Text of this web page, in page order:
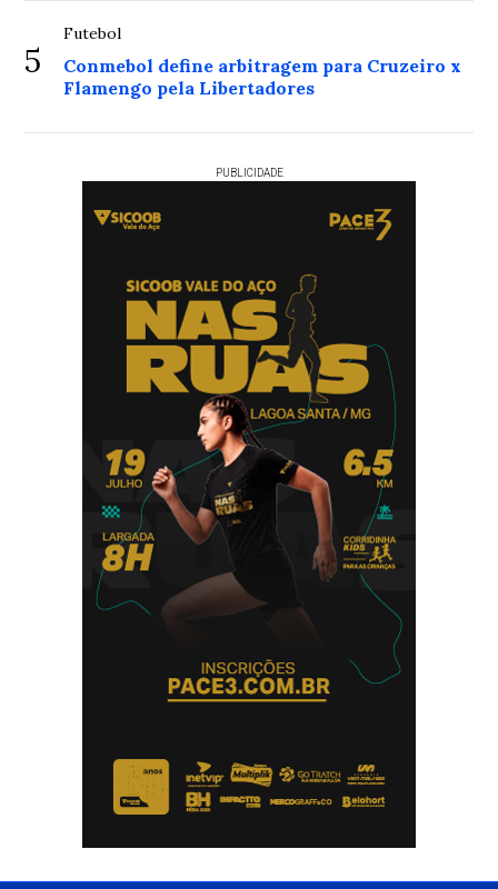
5
Futebol
Conmebol define arbitragem para Cruzeiro x
Flamengo pela Libertadores
PUBLICIDADE